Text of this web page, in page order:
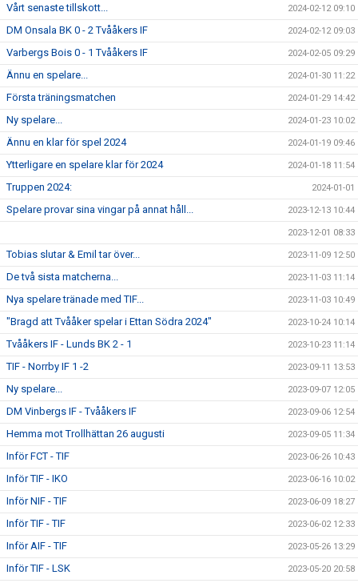
Vårt senaste tillskott... 2024-02-12 09:10
DM Onsala BK 0 - 2 Tvååkers IF 2024-02-12 09:03
Varbergs Bois 0 - 1 Tvååkers IF 2024-02-05 09:29
Ännu en spelare... 2024-01-30 11:22
Första träningsmatchen 2024-01-29 14:42
Ny spelare... 2024-01-23 10:02
Ännu en klar för spel 2024 2024-01-19 09:46
Ytterligare en spelare klar för 2024 2024-01-18 11:54
Truppen 2024: 2024-01-01
Spelare provar sina vingar på annat håll... 2023-12-13 10:44
2023-12-01 08:33
Tobias slutar & Emil tar över... 2023-11-09 12:50
De två sista matcherna... 2023-11-03 11:14
Nya spelare tränade med TIF... 2023-11-03 10:49
"Bragd att Tvååker spelar i Ettan Södra 2024" 2023-10-24 10:14
Tvååkers IF - Lunds BK 2 - 1 2023-10-23 11:14
TIF - Norrby IF 1 -2 2023-09-11 13:53
Ny spelare... 2023-09-07 12:05
DM Vinbergs IF - Tvååkers IF 2023-09-06 12:54
Hemma mot Trollhättan 26 augusti 2023-09-05 11:34
Inför FCT - TIF 2023-06-26 10:43
Inför TIF - IKO 2023-06-16 10:02
Inför NIF - TIF 2023-06-09 18:27
Inför TIF - TIF 2023-06-02 12:33
Inför AIF - TIF 2023-05-26 13:29
Inför TIF - LSK 2023-05-20 20:58